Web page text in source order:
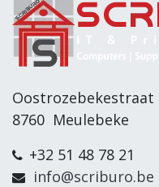
Oostrozebekestraat
8760 Meulebeke
+32 51 48 78 21
info@scriburo.be